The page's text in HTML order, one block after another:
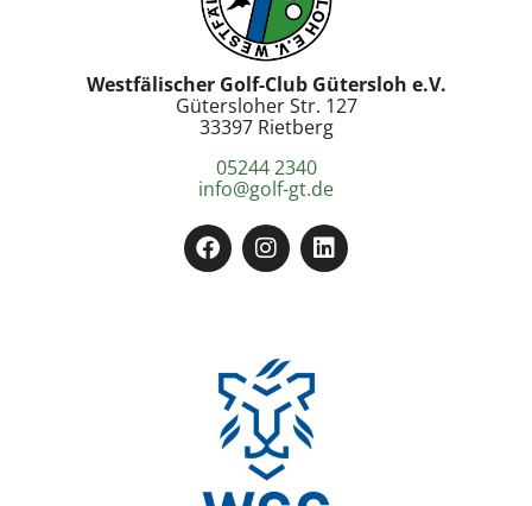
Westfälischer Golf-Club Gütersloh e.V.
Gütersloher Str. 127
33397 Rietberg
05244 2340
info@golf-gt.de